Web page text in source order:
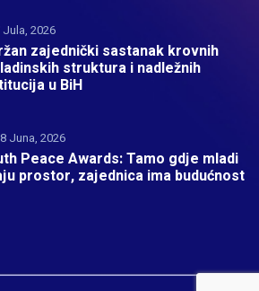
Jula, 2026
zajednički sastanak krovnih
struktura i nadležnih
u BiH
Juna, 2026
Peace Awards: Tamo gdje mladi
prostor, zajednica ima budućnost